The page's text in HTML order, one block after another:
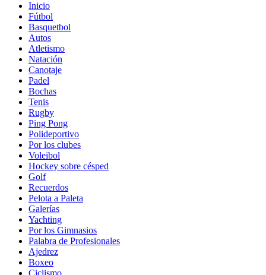
Inicio
Fútbol
Basquetbol
Autos
Atletismo
Natación
Canotaje
Padel
Bochas
Tenis
Rugby
Ping Pong
Polideportivo
Por los clubes
Voleibol
Hockey sobre césped
Golf
Recuerdos
Pelota a Paleta
Galerías
Yachting
Por los Gimnasios
Palabra de Profesionales
Ajedrez
Boxeo
Ciclismo